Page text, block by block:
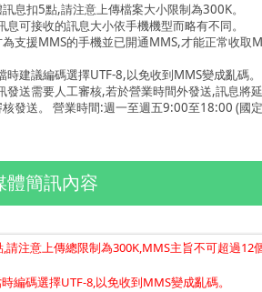
息扣5點,請注意上傳檔案大小限制為300K。
息可接收的訊息大小依手機機型而略有不同。
支援MMS的手機並已開通MMS,才能正常收取
時建議編碼選擇UTF-8,以免收到MMS變成亂碼。
發送需要人工審核,若於營業時間外發送,訊息將
發送。 營業時間:週一至週五9:00至18:00 (國
體簡訊內容
,請注意上傳總限制為300K,MMS主旨不可超過12
編碼選擇UTF-8,以免收到MMS變成亂碼。